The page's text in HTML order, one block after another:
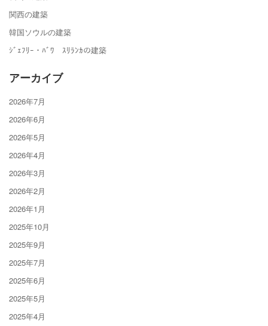
関西の建築
韓国ソウルの建築
ｼﾞｪﾌﾘｰ・ﾊﾞﾜ ｽﾘﾗﾝｶの建築
アーカイブ
2026年7月
2026年6月
2026年5月
2026年4月
2026年3月
2026年2月
2026年1月
2025年10月
2025年9月
2025年7月
2025年6月
2025年5月
2025年4月